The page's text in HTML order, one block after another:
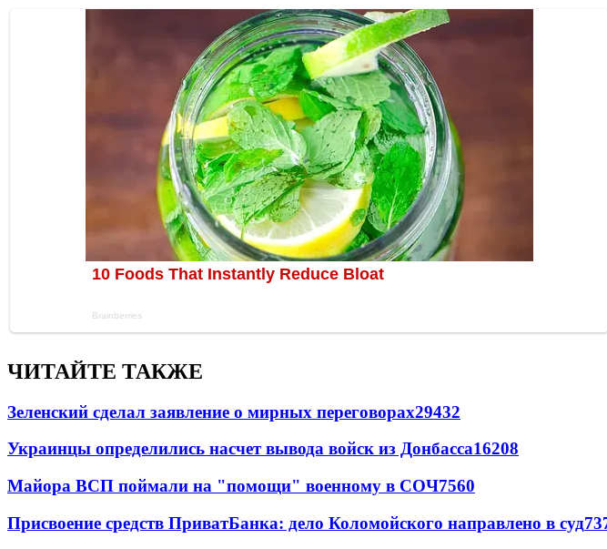
ЧИТАЙТЕ ТАКЖЕ
Зеленский сделал заявление о мирных переговорах29432
Украинцы определились насчет вывода войск из Донбасса16208
Майора ВСП поймали на "помощи" военному в СОЧ7560
Присвоение средств ПриватБанка: дело Коломойского направлено в суд